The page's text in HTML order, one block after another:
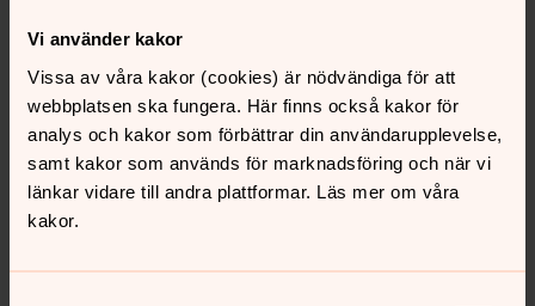
Vi använder kakor
Vissa av våra kakor (cookies) är nödvändiga för att
webbplatsen ska fungera. Här finns också kakor för
analys och kakor som förbättrar din användarupplevelse,
samt kakor som används för marknadsföring och när vi
länkar vidare till andra plattformar. Läs mer om våra
kakor.